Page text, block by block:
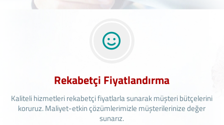
Rekabetçi Fiyatlandırma
Kaliteli hizmetleri rekabetçi fiyatlarla sunarak müşteri bütçelerini
koruruz. Maliyet-etkin çözümlerimizle müşterilerinize değer
sunarız.